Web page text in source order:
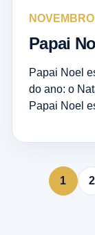
Papai
Papai Noel
do ano: o
Papai Noel
1 2